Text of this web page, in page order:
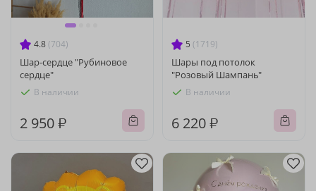
4.8 (704)
Шар-сердце "Рубиновое
сердце"
В наличии
2 950 ₽
5 (1719)
Шары под потолок
"Розовый Шампань"
В наличии
6 220 ₽